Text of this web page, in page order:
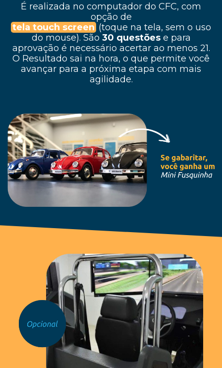
É realizada no computador do CFC, com
opção de
tela touch screen (toque na tela, sem o uso
do mouse). São 30 questõese para
aprovação é necessário acertar ao menos 21.
O Resultado sai na hora, o que permite você
avançar para a próxima etapa com mais
agilidade.